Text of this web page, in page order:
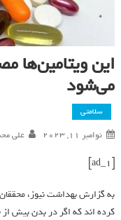
این ویتامین‌ها
می‌شود
سلامتی
نوامبر 11, 2023 علی
[ad_1]
به گزارش بهداشت نیوز،
کرده اند که اگر در بدن بیش